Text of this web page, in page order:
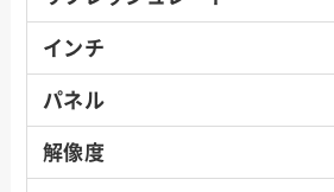
インチ
パネル
解像度